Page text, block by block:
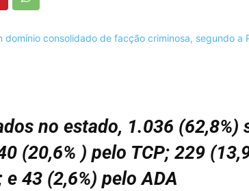
no estado, 1.036 (62,8%)
(20,6% ) pelo TCP; 229
43 (2,6%) pelo ADA